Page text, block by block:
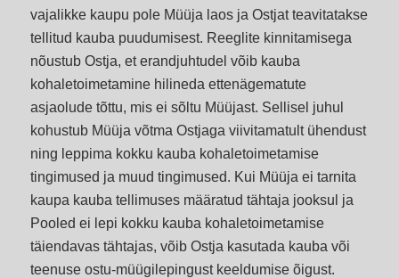
vajalikke kaupu pole Müüja laos ja Ostjat teavitatakse
tellitud kauba puudumisest. Reeglite kinnitamisega
nõustub Ostja, et erandjuhtudel võib kauba
kohaletoimetamine hilineda ettenägematute
asjaolude tõttu, mis ei sõltu Müüjast. Sellisel juhul
kohustub Müüja võtma Ostjaga viivitamatult ühendust
ning leppima kokku kauba kohaletoimetamise
tingimused ja muud tingimused. Kui Müüja ei tarnita
kaupa kauba tellimuses määratud tähtaja jooksul ja
Pooled ei lepi kokku kauba kohaletoimetamise
täiendavas tähtajas, võib Ostja kasutada kauba või
teenuse ostu-müügilepingust keeldumise õigust.